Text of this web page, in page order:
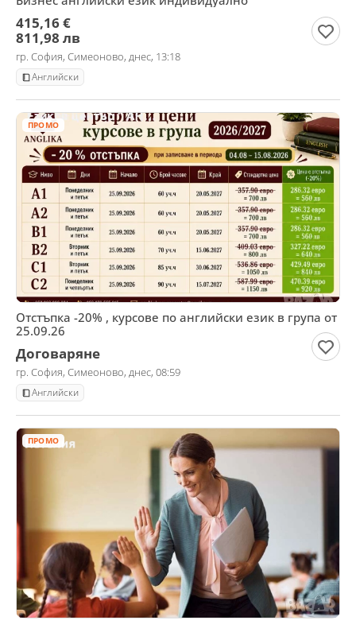
415,16 €
811,98 лв
гр. София, Симеоново, днес, 13:18
Английски
ПРОМО
Отстъпка -20% , курсове по английски език в група от
25.09.26
Договаряне
гр. София, Симеоново, днес, 08:59
Английски
ПРОМО